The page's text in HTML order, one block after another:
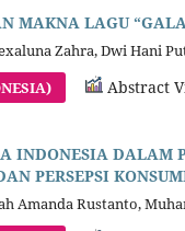
MAKNA LAGU
Zahra, Dwi Hani
Abstract
INDONESIA DALAM
PERSEPSI
Amanda Rustanto,